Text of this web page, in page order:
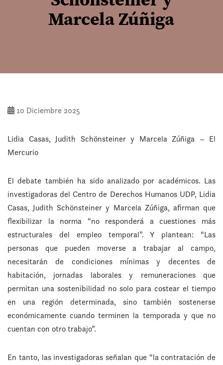
Marcela Zúñiga
10 Diciembre 2025
Lidia Casas, Judith Schönsteiner y Marcela Zúñiga – El
Mercurio
El debate también ha sido analizado por académicos. Las
investigadoras del Centro de Derechos Humanos UDP, Lidia
Casas, Judith Schönsteiner y Marcela Zúñiga, afirman que
flexibilizar la norma “no responderá a cuestiones más
estructurales del empleo temporal”. Y plantean: “Las
personas que pueden moverse a trabajar al campo,
necesitarán de condiciones mínimas y decentes de
habitación, jornadas laborales y remuneraciones que
permitan una sostenibilidad no solo para costear el tiempo
en una región determinada, sino también sostenerse
económicamente cuando terminen la temporada y que no
cuentan con otro trabajo”.
En tanto, las investigadoras señalan que “la contratación de